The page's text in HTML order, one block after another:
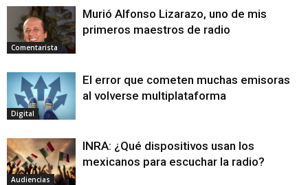
Comentarista
Murió Alfonso Lizarazo, uno de mis
primeros maestros de radio
Digital
El error que cometen muchas emisoras
al volverse multiplataforma
Audiencias
INRA: ¿Qué dispositivos usan los
mexicanos para escuchar la radio?